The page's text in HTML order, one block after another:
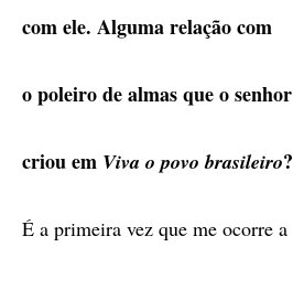
com ele. Alguma relação com
o poleiro de almas que o senhor
criou em Viva o povo brasileiro?
É a primeira vez que me ocorre a